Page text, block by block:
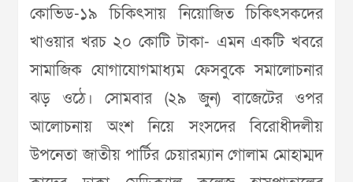
কোভিড-১৯ চিকিৎসায় নিয়োজিত চিকিৎসকদের
খাওয়ার খরচ ২০ কোটি টাকা- এমন একটি খবরে
সামাজিক যোগাযোগমাধ্যম ফেসবুকে সমালোচনার
ঝড় ওঠে। সোমবার (২৯ জুন) বাজেটের ওপর
আলোচনায় অংশ নিয়ে সংসদের বিরোধীদলীয়
উপনেতা জাতীয় পার্টির চেয়ারম্যান গোলাম মোহাম্মদ